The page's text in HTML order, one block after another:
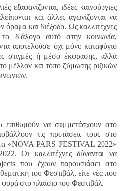
εξαφανίζονται, ιδέες καινούργιες
και άλλες αγωνίζονται να
όραμα και διέξοδο. Ως καλλιτέχνες
διάλογο αυτό στην κοινωνία,
αποτελούσε όχι μόνο καταφύγιο
στιγμές ή μέσο έκφρασης, αλλά
μέλλον και τόπο ζύμωσης ριζικών
επιθυμούν να συμμετάσχουν στο
τις προτάσεις τους στο
«ΝOVA PARS FESTIVAL 2022»
Οι καλλιτέχνες δύνανται να
που έχουν παρουσιάσει στο
του Φεστιβάλ, είτε νέα που
στο πλαίσιο του Φεστιβάλ.